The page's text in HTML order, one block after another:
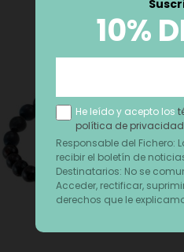
Responsable del Fichero:
recibir el boletín de
Destinatarios: No se
Acceder, rectificar,
derechos que le
He leído y acepto los
política de privacidad
10%